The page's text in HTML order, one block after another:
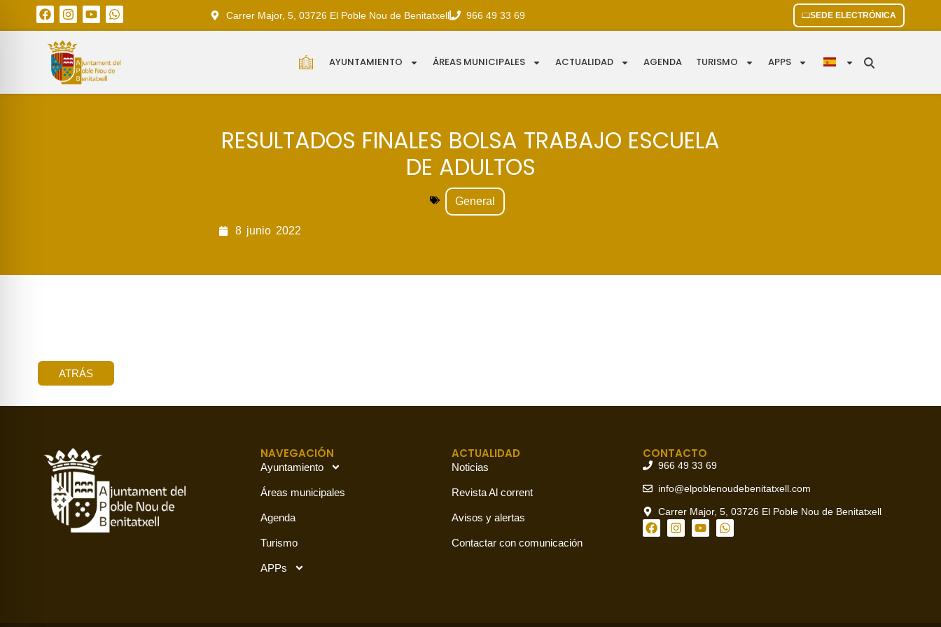
Carrer Major, 5, 03726 El Poble Nou de Benitatxell 966 49 33 69 SEDE ELECTRÓNICA
AYUNTAMIENTO ÁREAS MUNICIPALES ACTUALIDAD AGENDA TURISMO APPS
RESULTADOS FINALES BOLSA TRABAJO ESCUELA
DE ADULTOS
General
8 junio 2022
ATRÁS
NAVEGACIÓN
Ayuntamiento
Áreas municipales
Agenda
Turismo
APPs
ACTUALIDAD
Noticias
Revista Al corrent
Avisos y alertas
Contactar con comunicación
CONTACTO
966 49 33 69
info@elpoblenoudebenitatxell.com
Carrer Major, 5, 03726 El Poble Nou de Benitatxell